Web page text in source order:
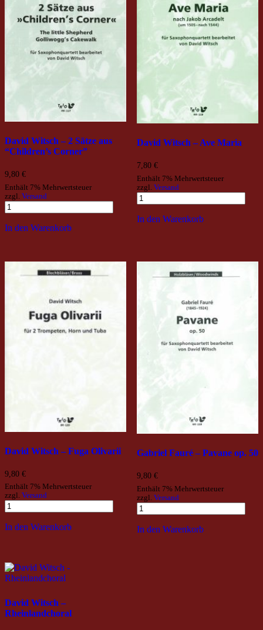
David Witsch – 2 Sätze aus
“Children’s Corner”
9,80 €
Enthält 7% Mehrwertsteuer
zzgl. Versand
In den Warenkorb
David Witsch – Ave Maria
7,80 €
Enthält 7% Mehrwertsteuer
zzgl. Versand
In den Warenkorb
David Witsch – Fuga Olivarii
9,80 €
Enthält 7% Mehrwertsteuer
zzgl. Versand
In den Warenkorb
Gabriel Fauré – Pavane op. 50
9,80 €
Enthält 7% Mehrwertsteuer
zzgl. Versand
In den Warenkorb
David Witsch –
Rheinlandchoral